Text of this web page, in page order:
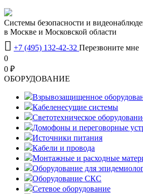
Системы безопасности и
в Москве и Московской области
 +7 (495) 132-42-32 Перезвоните мне
0
0 ₽
OБОРУДОВАНИЕ
Взрывозащищенное
Кабеленесущие системы
Светотехническое
Домофоны и переговорные
Источники питания
Кабели и провода
Монтажные и расходные
Оборудование для
Оборудование СКС
Сетевое оборудование